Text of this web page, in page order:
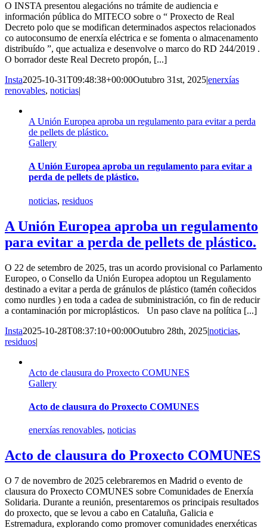
O INSTA presentou alegacións no trámite de audiencia e
información pública do MITECO sobre o “ Proxecto de Real
Decreto polo que se modifican determinados aspectos relacionados
co autoconsumo de enerxía eléctrica e se fomenta o almacenamento
distribuído ”, que actualiza e desenvolve o marco do RD 244/2019 .
O borrador deste Real Decreto propón, [...]
Insta2025-10-31T09:48:38+00:00Outubro 31st, 2025|enerxías
renovables, noticias|
A Unión Europea aproba un regulamento para evitar a perda
de pellets de plástico.
Gallery
A Unión Europea aproba un regulamento para evitar a
perda de pellets de plástico.
noticias, residuos
A Unión Europea aproba un regulamento
para evitar a perda de pellets de plástico.
O 22 de setembro de 2025, tras un acordo provisional co Parlamento
Europeo, o Consello da Unión Europea adoptou un Regulamento
destinado a evitar a perda de gránulos de plástico (tamén coñecidos
como nurdles ) en toda a cadea de subministración, co fin de reducir
a contaminación por microplásticos. Un paso clave na política [...]
Insta2025-10-28T08:37:10+00:00Outubro 28th, 2025|noticias,
residuos|
Acto de clausura do Proxecto COMUNES
Gallery
Acto de clausura do Proxecto COMUNES
enerxías renovables, noticias
Acto de clausura do Proxecto COMUNES
O 7 de novembro de 2025 celebraremos en Madrid o evento de
clausura do Proxecto COMUNES sobre Comunidades de Enerxía
Solidaria. Durante a reunión, presentaremos os principais resultados
do proxecto, que se levou a cabo en Cataluña, Galicia e
Estremadura, explorando como promover comunidades enerxéticas